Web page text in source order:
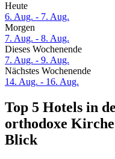
Heute
6. Aug. - 7. Aug.
Morgen
7. Aug. - 8. Aug.
Dieses Wochenende
7. Aug. - 9. Aug.
Nächstes Wochenende
14. Aug. - 16. Aug.
Top 5 Hotels in
orthodoxe Kirche
Blick